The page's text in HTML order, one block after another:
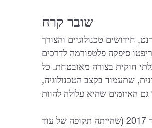
שובר קרח
חידושים טכנולוגיים והצורך
סיפקה פלטפורמה לדרכים
חוקית בצורה מאובטחת. כל
שתעמוד בקצב הטכנולוגיה,
הרגולטורים הגיאורגים שתקו בנושא נכסי קריפטו עד 20 בדצמבר 2017 (שהייתה תקופה של עוד